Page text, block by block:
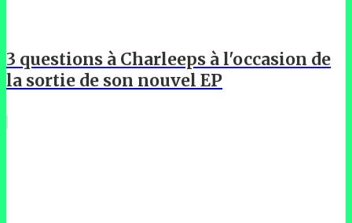
3 questions à Charleeps à l'occasion de
la sortie de son nouvel EP